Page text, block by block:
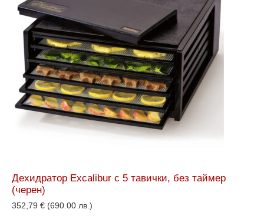
Дехидратор Excalibur с 5 тавички, без таймер
(черен)
352,79 € (690.00 лв.)